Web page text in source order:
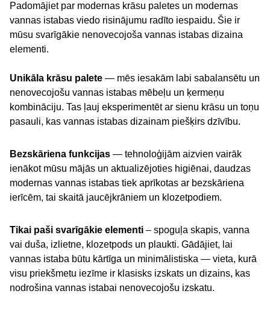
Padomājiet par modernas krāsu paletes un modernas
vannas istabas viedo risinājumu radīto iespaidu. Šie ir
mūsu svarīgākie nenovecojoša vannas istabas dizaina
elementi.
Unikāla krāsu palete — mēs iesakām labi sabalansētu un
nenovecojošu vannas istabas mēbeļu un ķermeņu
kombināciju. Tas ļauj eksperimentēt ar sienu krāsu un toņu
pasauli, kas vannas istabas dizainam piešķirs dzīvību.
Bezskāriena funkcijas — tehnoloģijām aizvien vairāk
ienākot mūsu mājās un aktualizējoties higiēnai, daudzas
modernas vannas istabas tiek aprīkotas ar bezskāriena
ierīcēm, tai skaitā jaucējkrāniem un klozetpodiem.
Tikai paši svarīgākie elementi – spoguļa skapis, vanna
vai duša, izlietne, klozetpods un plaukti. Gādājiet, lai
vannas istaba būtu kārtīga un minimālistiska — vieta, kurā
visu priekšmetu iezīme ir klasisks izskats un dizains, kas
nodrošina vannas istabai nenovecojošu izskatu.